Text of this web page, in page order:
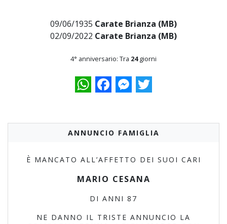
09/06/1935 Carate Brianza (MB)
02/09/2022 Carate Brianza (MB)
4° anniversario: Tra 24giorni
WhatsAppFacebookMessenger
Twitter
ANNUNCIO FAMIGLIA
È MANCATO ALL’AFFETTO DEI SUOI CARI
MARIO CESANA
DI ANNI 87
NE DANNO IL TRISTE ANNUNCIO LA